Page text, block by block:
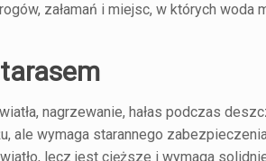
załamań i miejsc, w których woda
nagrzewanie, hałas podczas
ale wymaga starannego
lecz jest cięższe i wymaga